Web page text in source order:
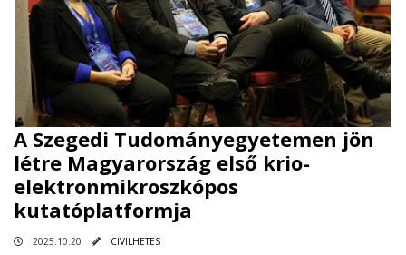
A Szegedi Tudományegyetemen jön
létre Magyarország első krio-
elektronmikroszkópos
kutatóplatformja
2025.10.20 CIVILHETES